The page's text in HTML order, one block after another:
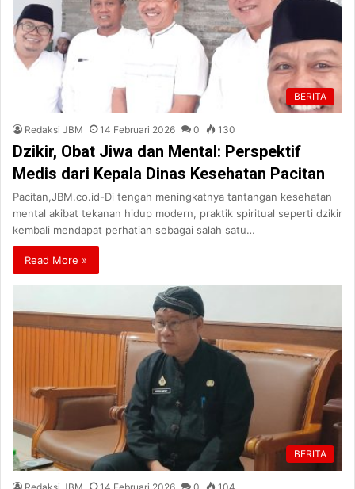
BERITA
Redaksi JBM 14 Februari 2026 0 130
Dzikir, Obat Jiwa dan Mental: Perspektif
Medis dari Kepala Dinas Kesehatan Pacitan
Pacitan,JBM.co.id-Di tengah meningkatnya tantangan kesehatan
mental akibat tekanan hidup modern, praktik spiritual seperti dzikir
kembali mendapat perhatian sebagai salah satu…
Read More »
BERITA